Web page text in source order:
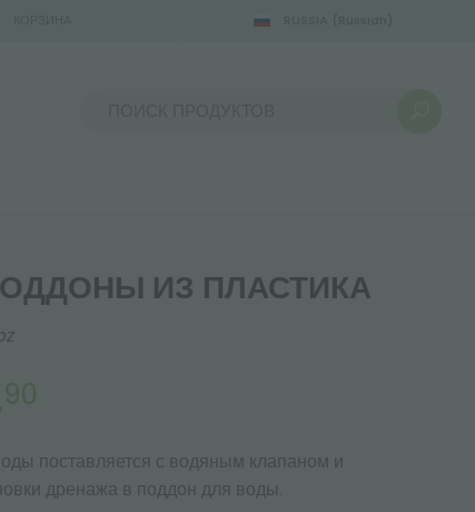
ИЗ ПЛАСТИКА
90
поставляется с водяным клапаном и
дренажа в поддон для воды.